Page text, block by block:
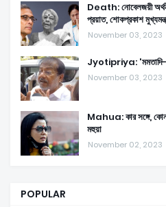
Death: নোবেলজয়ী
প্রয়াত, শোকপ্রকাশ
November 03, 2023
Jyotipriya: 'মমতাদি-
November 03, 2023
Mahua: কার সঙ্গে, কোন
মহুয়া
November 02, 2023
POPULAR